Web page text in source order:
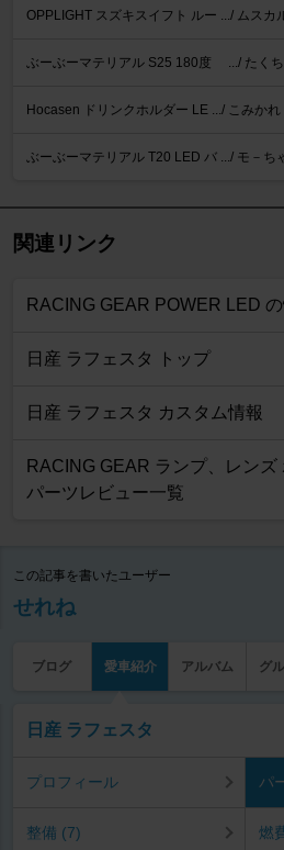
OPPLIGHT スズキスイフト ルー .../ ムスカ
ぶーぶーマテリアル S25 180度 .../ たく
Hocasen ドリンクホルダー LE .../ こみかれ
ぶーぶーマテリアル T20 LED バ .../ モ－ち
関連リンク
RACING GEAR POWER LED
日産 ラフェスタ トップ
日産 ラフェスタ カスタム情報
RACING GEAR ランプ、レン
パーツレビュー一覧
この記事を書いたユーザー
せれね
ブログ 愛車紹介 アルバム グ
日産 ラフェスタ
プロフィール パ
整備 (7) 燃